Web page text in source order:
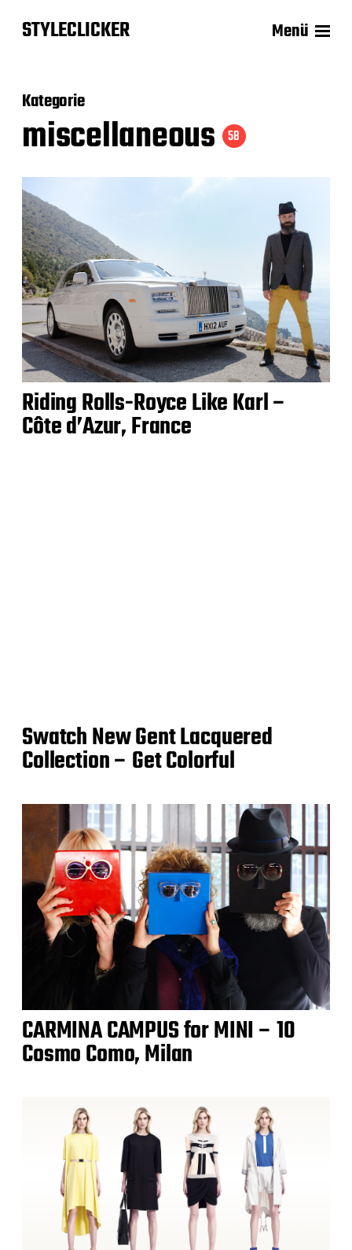
STYLECLICKER Menü
Kategorie
miscellaneous 58
Riding Rolls-Royce Like Karl –
Côte d’Azur, France
Swatch New Gent Lacquered
Collection – Get Colorful
CARMINA CAMPUS for MINI – 10
Cosmo Como, Milan